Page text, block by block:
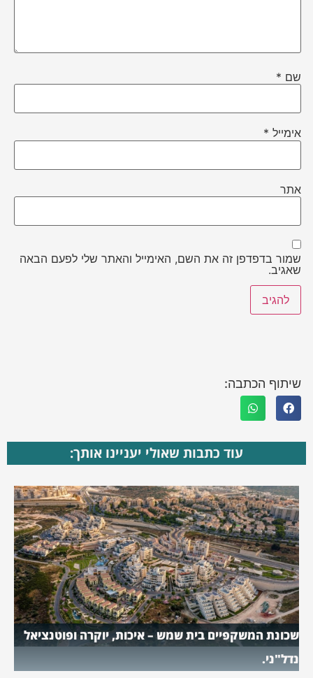
שם *
אימייל *
אתר
שמור בדפדפן זה את השם, האימייל והאתר שלי לפעם הבאה
שאגיב.
שיתוף הכתבה:
עוד כתבות שאולי יעניינו אותך:
שכונת המשקפיים בית שמש – איכות, יוקרה ופוטנציאל
נדל"ני.